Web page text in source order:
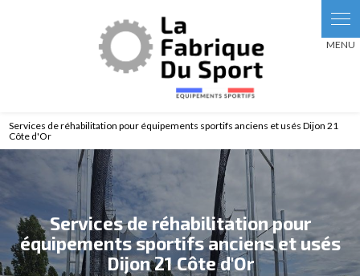
Services de réhabilitation pour équipements sportifs anciens et usés Dijon 21
Côte d'Or
Services de réhabilitation pour
équipements sportifs anciens et usés
Dijon 21 Côte d'Or